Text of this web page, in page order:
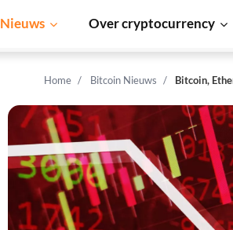
Nieuws Over cryptocurrency
Home Bitcoin Nieuws Bitcoin,